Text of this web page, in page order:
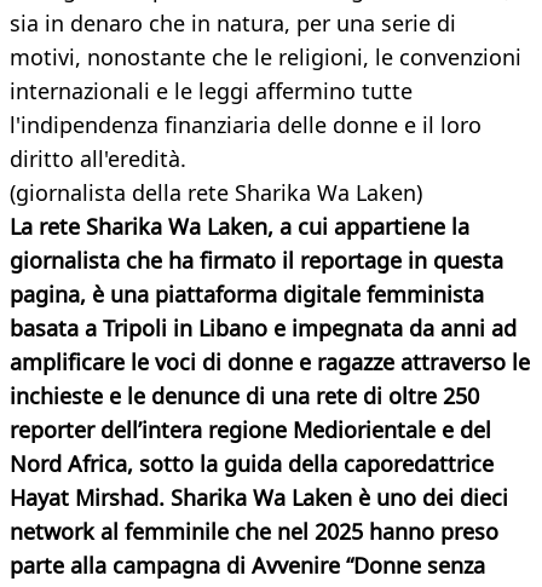
sia in denaro che in natura, per una serie di
motivi, nonostante che le religioni, le convenzioni
internazionali e le leggi affermino tutte
l'indipendenza finanziaria delle donne e il loro
diritto all'eredità.
(giornalista della rete Sharika Wa Laken)
La rete Sharika Wa Laken, a cui appartiene la
giornalista che ha firmato il reportage in questa
pagina, è una piattaforma digitale femminista
basata a Tripoli in Libano e impegnata da anni ad
amplificare le voci di donne e ragazze attraverso le
inchieste e le denunce di una rete di oltre 250
reporter dell’intera regione Mediorientale e del
Nord Africa, sotto la guida della caporedattrice
Hayat Mirshad. Sharika Wa Laken è uno dei dieci
network al femminile che nel 2025 hanno preso
parte alla campagna di Avvenire “Donne senza